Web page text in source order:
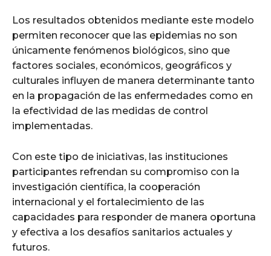
Los resultados obtenidos mediante este modelo
permiten reconocer que las epidemias no son
únicamente fenómenos biológicos, sino que
factores sociales, económicos, geográficos y
culturales influyen de manera determinante tanto
en la propagación de las enfermedades como en
la efectividad de las medidas de control
implementadas.
Con este tipo de iniciativas, las instituciones
participantes refrendan su compromiso con la
investigación científica, la cooperación
internacional y el fortalecimiento de las
capacidades para responder de manera oportuna
y efectiva a los desafíos sanitarios actuales y
futuros.